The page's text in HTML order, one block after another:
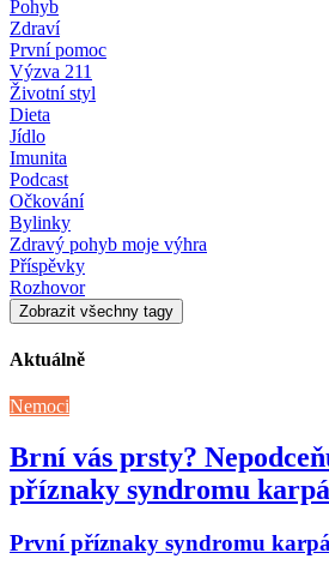
Pohyb
Zdraví
První pomoc
Výzva 211
Životní styl
Dieta
Jídlo
Imunita
Podcast
Očkování
Bylinky
Zdravý pohyb moje výhra
Příspěvky
Rozhovor
Zobrazit všechny tagy
Aktuálně
Nemoci
Brní vás prsty?
příznaky syndromu
První příznaky syndromu